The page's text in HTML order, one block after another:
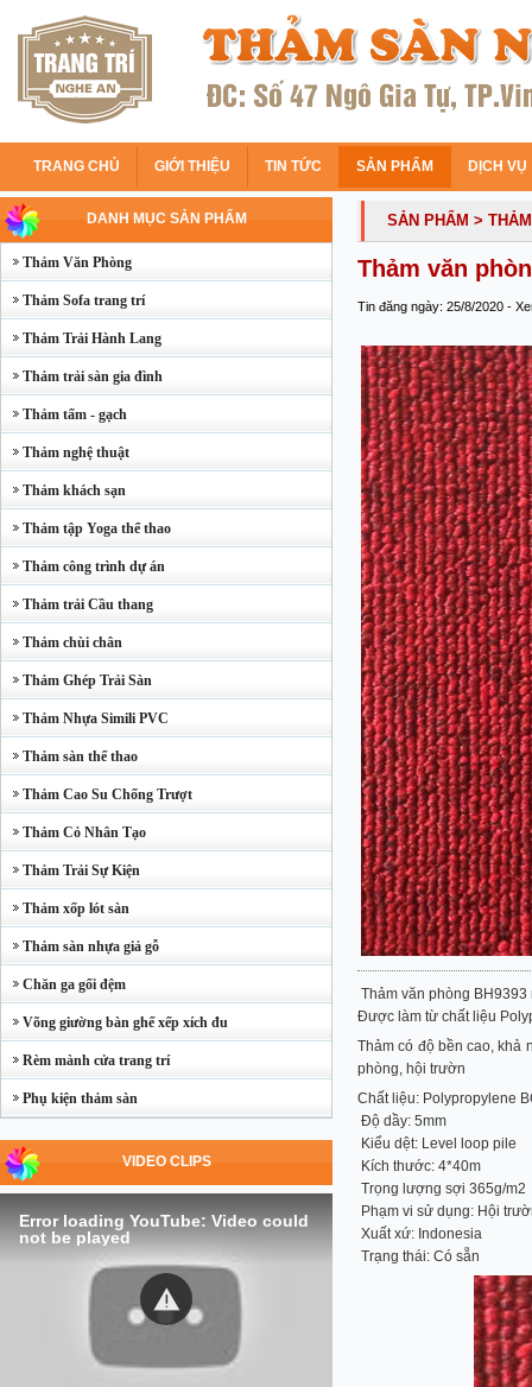
TRANG CHỦ GIỚI THIỆU TIN TỨC SẢN PHẨM DỊCH VỤ
DANH MỤC SẢN PHẨM
Thảm Văn Phòng
Thảm Sofa trang trí
Thảm Trải Hành Lang
Thảm trải sàn gia đình
Thảm tấm - gạch
Thảm nghệ thuật
Thảm khách sạn
Thảm tập Yoga thể thao
Thảm công trình dự án
Thảm trải Cầu thang
Thảm chùi chân
Thảm Ghép Trải Sàn
Thảm Nhựa Simili PVC
Thảm sàn thể thao
Thảm Cao Su Chống Trượt
Thảm Cỏ Nhân Tạo
Thảm Trải Sự Kiện
Thảm xốp lót sàn
Thảm sàn nhựa giả gỗ
Chăn ga gối đệm
Võng giường bàn ghế xếp xích đu
Rèm mành cửa trang trí
Phụ kiện thảm sàn
VIDEO CLIPS
Error loading YouTube: Video could
not be played
SẢN PHẨM >
Thảm văn
Tin đăng ngày: 25/8/2020 -
Thảm văn phòng
Được làm từ chất liệu
Thảm có độ bền cao, khả
phòng, hội trườn
Chất liệu: Polypropylene
Độ dầy: 5mm
Kiểu dệt: Level loop pile
Kích thước: 4*40m
Trọng lượng sợi 365g/m2
Phạm vi sử dụng: Hội
Xuất xứ: Indonesia
Trạng thái: Có sẵn